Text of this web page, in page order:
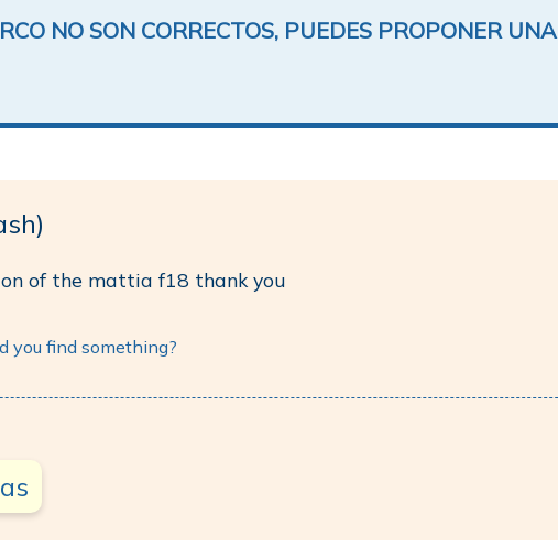
NO SON CORRECTOS, PUEDES PROPONER UNA
of the mattia f18 thank you
you find something?